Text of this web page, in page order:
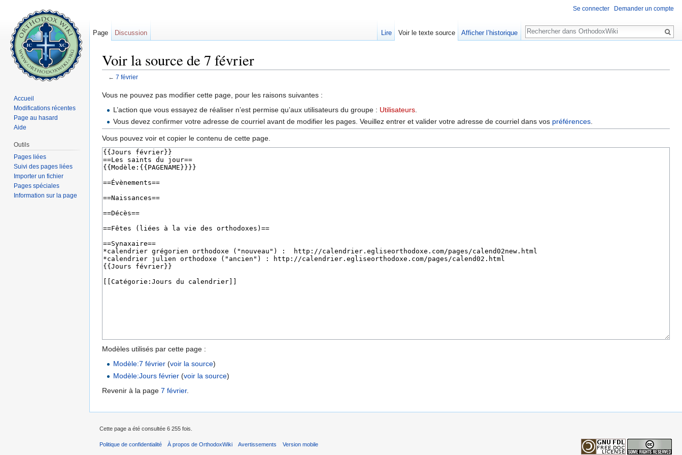
Voir la source de 7 février
← 7 février
Vous ne pouvez pas modifier cette page, pour les raisons suivantes :
L’action que vous essayez de réaliser n’est permise qu’aux utilisateurs du groupe : Utilisateurs
Vous devez confirmer votre adresse de courriel avant de modifier les pages. Veuillez entrer et valider votre adresse de courriel dans vos préférences
Vous pouvez voir et copier le contenu de cette page.
Modèles utilisés par cette page :
Modèle:7 février (voir la source)
Modèle:Jours février (voir la source)
Revenir à la page 7 février.
Se connecter Demander un compte
Page Discussion Lire Voir le texte source Afficher l’historique
Rechercher
Accueil
Modifications récentes
Page au hasard
Aide
Outils
Pages liées
Suivi des pages liées
Importer un fichier
Pages spéciales
Information sur la page
Cette page a été consultée 6 255 fois.
Politique de confidentialité À propos de OrthodoxWiki Avertissements Version mobile